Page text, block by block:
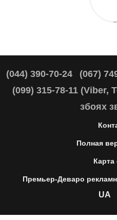
(044) 390-70-24 (067)
(099) 315-78-11 (Viber,
збоях
Полная
Карта
Премьер-Деваро
UA